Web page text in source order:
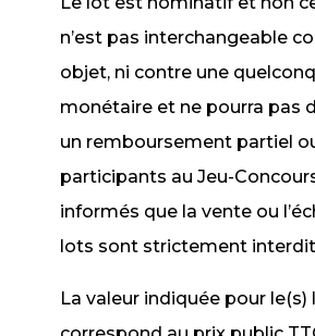
n’est pas interchangeable
objet, ni contre une
monétaire et ne pourra pas
un remboursement partiel
participants au Jeu-
informés que la vente ou
lots sont strictement
La valeur indiquée pour le(s)